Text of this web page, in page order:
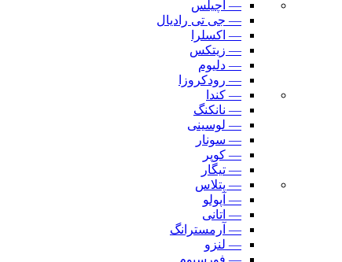
— آچیلس
— جی تی رادیال
— اکسلرا
— زیتکس
— دلیوم
— رودکروزا
— کندا
— نانکنگ
— لوسینی
— سونار
— کوپر
— تیگار
— پتلاس
— آپولو
— اتانی
— آرمسترانگ
— لنزو